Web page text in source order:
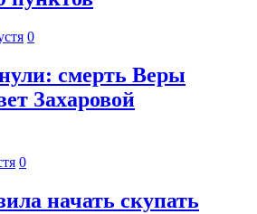
0
смерть Веры
Захаровой
0
начать скупать